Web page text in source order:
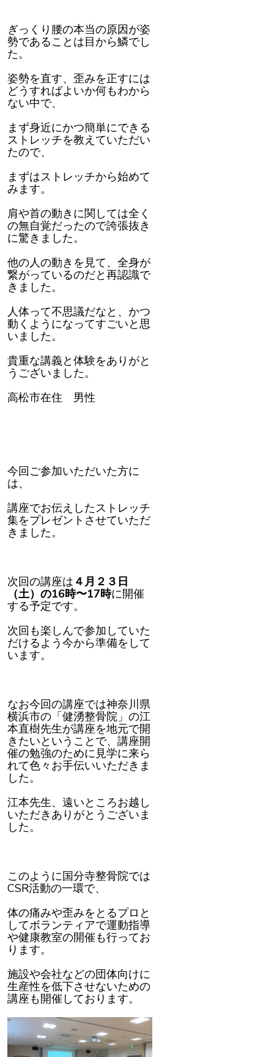
ぎっくり腰の本当の原因が姿
勢であることは目から鱗でし
た。
姿勢を直す、歪みを正すには
どうすればよいか何もわから
ない中で、
まず身近にかつ簡単にできる
ストレッチを教えていただい
たので、
まずはストレッチから始めて
みます。
肩や首の動きに関しては全く
の無自覚だったので誇張抜き
に驚きました。
他の人の動きを見て、全身が
繋がっているのだと再認識で
きました。
人体って不思議だなと、かつ
動くようになってすごいと思
いました。
貴重な講義と体験をありがと
うございました。
高松市在住 男性
今回ご参加いただいた方に
は、
講座でお伝えしたストレッチ
集をプレゼントさせていただ
きました。
次回の講座は ４月２３ 日
（土）の16時〜17時に開催
する予定です。
次回も楽しんで参加していた
だけるよう今から準備をして
います。
なお今回の講座では神奈川県
横浜市の「健湧整骨院」の江
本直樹先生が講座を地元で開
きたいということで、講座開
催の勉強のために見学に来ら
れて色々お手伝いいただきま
した。
江本先生、遠いところお越し
いただきありがとうございま
した。
このように国分寺整骨院では
CSR活動の一環で、
体の痛みや歪みをとるプロと
してボランティアで運動指導
や健康教室の開催も行ってお
ります。
施設や会社などの団体向けに
生産性を低下させないための
講座も開催しております。